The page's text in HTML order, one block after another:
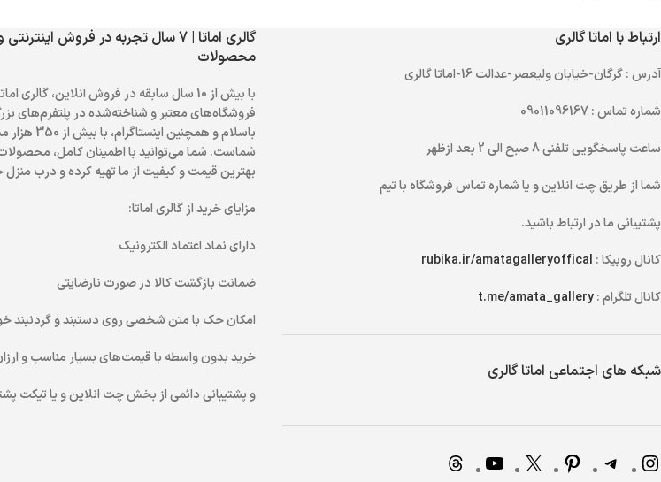
ارتباط با اماتا گالری
آدرس: گرگان-خیابان ولیعصر-عدالت 16-اماتا گالری
شماره تماس: 09011096167
ساعت پاسخگویی تلفنی
شما از طریقچت انلاینو یاشماره تماسفروشگاه با تیم
پشتیبانی ما در ارتباط باشید.
کانال روبیکا : rubika.ir/amatagalleryoffical
کانال تلگرام :t.me/amata_gallery
شبکه های اجتماعی اماتا گالری
گالری اماتا | 7 سال تجربه در فروش
محصولات
با بیش از 10 سال سابقه در فروش آنلاین، گالری
فروشگاه‌های معتبر و شناخته‌شده در پلتفرم‌های
باسلام و
شماست. شما می‌توانید با اطمینان کامل، محصولات
بهترین قیمت و کیفیت از ما تهیه کرده و درب منزل
مزایای خرید از گالری اماتا:
دارای نماد اعتماد الکترونیک
ضمانت بازگشت کالا در صورت نارضایتی
امکان حک با متن شخصی روی دستبند و گردنبند
خرید بدون واسطه با قیمت‌های بسیار مناسب و
و پشتیبانی دائمی از بخش چت انلاین و یا تیکت